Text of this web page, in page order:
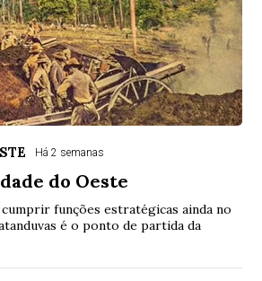
Há 2 semanas
do Oeste
funções estratégicas ainda no
é o ponto de partida da